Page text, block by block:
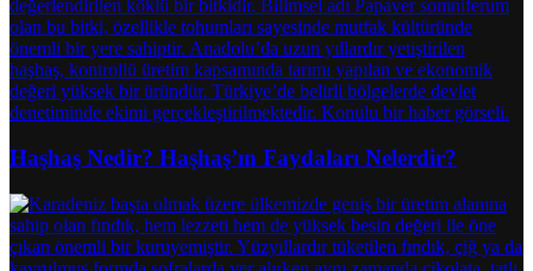
Haşhaş Nedir? Haşhaş’ın Faydaları Nelerdir?